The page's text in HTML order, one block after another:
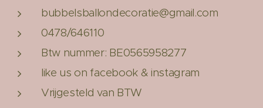
bubbelsballondecoratie@gmail.com
0478/646110
Btw nummer: BE0565958277
like us on facebook & instagram
Vrijgesteld van BTW